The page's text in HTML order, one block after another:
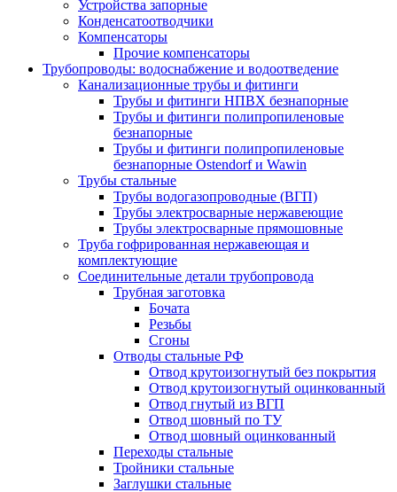
Устройства запорные
Конденсатоотводчики
Компенсаторы
Прочие компенсаторы
Трубопроводы: водоснабжение и водоотведение
Канализационные трубы и фитинги
Трубы и фитинги НПВХ безнапорные
Трубы и фитинги полипропиленовые
безнапорные
Трубы и фитинги полипропиленовые
безнапорные Ostendorf и Wawin
Трубы стальные
Трубы водогазопроводные (ВГП)
Трубы электросварные нержавеющие
Трубы электросварные прямошовные
Труба гофрированная нержавеющая и
комплектующие
Соединительные детали трубопровода
Трубная заготовка
Бочата
Резьбы
Сгоны
Отводы стальные РФ
Отвод крутоизогнутый без покрытия
Отвод крутоизогнутый оцинкованный
Отвод гнутый из ВГП
Отвод шовный по ТУ
Отвод шовный оцинкованный
Переходы стальные
Тройники стальные
Заглушки стальные